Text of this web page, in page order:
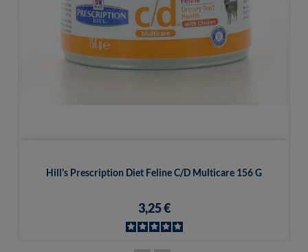
Hill's Prescription Diet Feline C/d Multicare 156 G
3,25 €